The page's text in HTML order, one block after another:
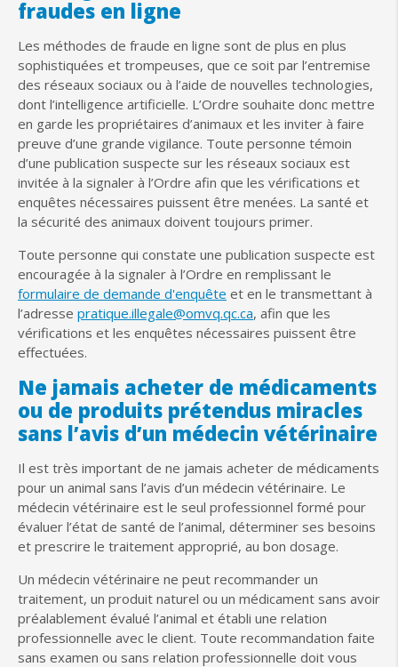
fraudes en ligne
Les méthodes de fraude en ligne sont de plus en plus
sophistiquées et trompeuses, que ce soit par l’entremise
des réseaux sociaux ou à l’aide de nouvelles technologies,
dont l’intelligence artificielle. L’Ordre souhaite donc mettre
en garde les propriétaires d’animaux et les inviter à faire
preuve d’une grande vigilance. Toute personne témoin
d’une publication suspecte sur les réseaux sociaux est
invitée à la signaler à l’Ordre afin que les vérifications et
enquêtes nécessaires puissent être menées. La santé et
la sécurité des animaux doivent toujours primer.
Toute personne qui constate une publication suspecte est
encouragée à la signaler à l’Ordre en remplissant le
formulaire de demande d'enquête et en le transmettant à
l’adresse pratique.illegale@omvq.qc.ca, afin que les
vérifications et les enquêtes nécessaires puissent être
effectuées.
Ne jamais acheter de médicaments
ou de produits prétendus miracles
sans l’avis d’un médecin vétérinaire
Il est très important de ne jamais acheter de médicaments
pour un animal sans l’avis d’un médecin vétérinaire. Le
médecin vétérinaire est le seul professionnel formé pour
évaluer l’état de santé de l’animal, déterminer ses besoins
et prescrire le traitement approprié, au bon dosage.
Un médecin vétérinaire ne peut recommander un
traitement, un produit naturel ou un médicament sans avoir
préalablement évalué l’animal et établi une relation
professionnelle avec le client. Toute recommandation faite
sans examen ou sans relation professionnelle doit vous